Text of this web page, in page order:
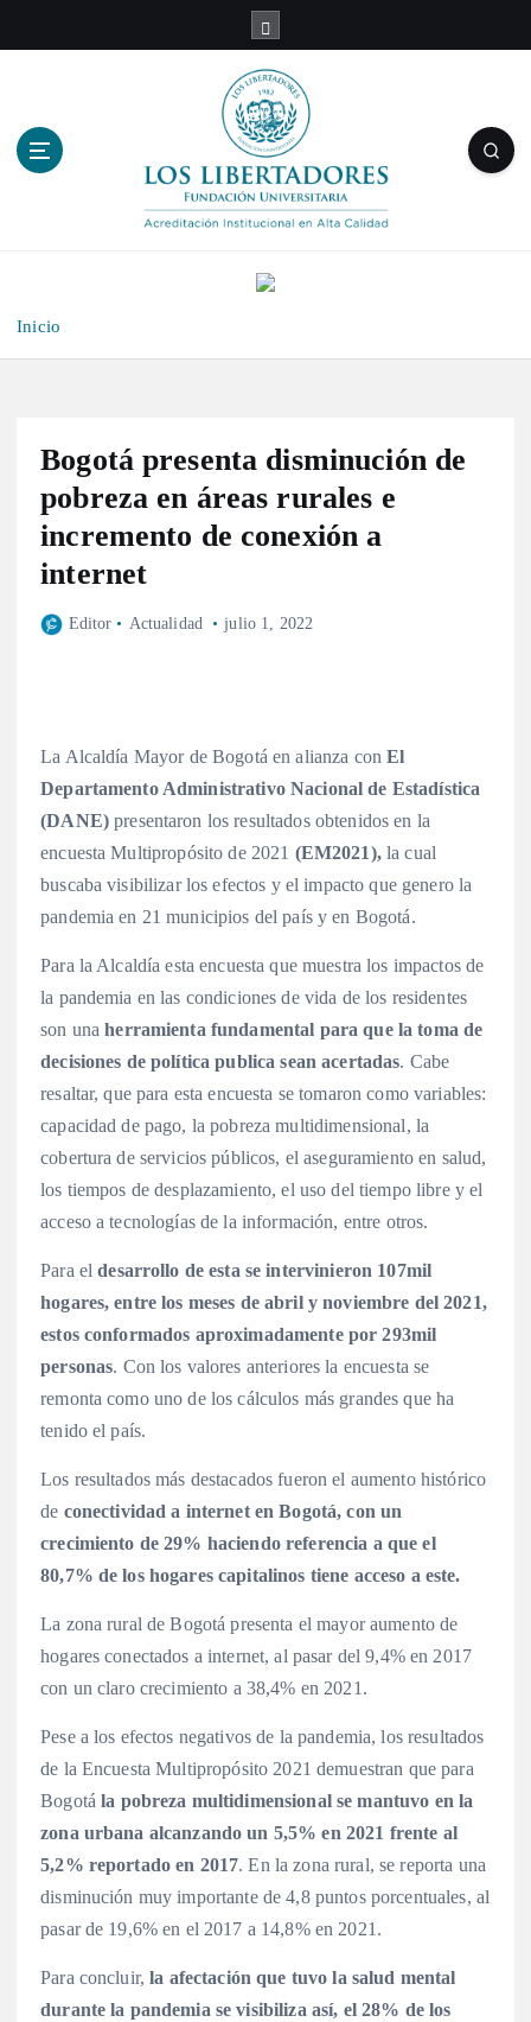
Inicio
Bogotá presenta disminución de
pobreza en áreas rurales e
incremento de conexión a
internet
Editor Actualidad julio 1, 2022
La Alcaldía Mayor de Bogotá en alianza conEl
Departamento Administrativo Nacional de Estadística
(DANE)presentaron los resultados obtenidos en la
encuesta Multipropósito de 2021 (EM2021),la cual
buscaba visibilizar los efectos y el impacto que genero la
pandemia en 21 municipios del país y en Bogotá.
Para la Alcaldía esta encuesta que muestra los impactos de
la pandemia en las condiciones de vida de los residentes
son unaherramienta fundamental para que la toma de
decisiones de política publica sean acertadas. Cabe
resaltar, que para esta encuesta se tomaron como variables:
capacidad de pago, la pobreza multidimensional, la
cobertura de servicios públicos, el aseguramiento en salud,
los tiempos de desplazamiento, el uso del tiempo libre y el
acceso a tecnologías de la información, entre otros.
Para eldesarrollo de esta se intervinieron 107mil
hogares, entre los meses de abril y noviembre del 2021,
estos conformados aproximadamente por 293mil
personas. Con los valores anteriores la encuesta se
remonta como uno de los cálculos más grandes que ha
tenido el país.
Los resultados más destacados fueron el aumento histórico
de conectividad a internet en Bogotá, con un
crecimiento de 29% haciendo referencia a que el
80,7% de los hogares capitalinos tiene acceso a este.
La zona rural de Bogotá presenta el mayor aumento de
hogares conectados a internet, al pasar del 9,4% en 2017
con un claro crecimiento a 38,4% en 2021.
Pese a los efectos negativos de la pandemia, los resultados
de la Encuesta Multipropósito 2021 demuestran que para
Bogotála pobreza multidimensional se mantuvo en la
zona urbana alcanzando un 5,5% en 2021 frente al
5,2% reportado en 2017. En la zona rural, se reporta una
disminución muy importante de 4,8 puntos porcentuales, al
pasar de 19,6% en el 2017 a 14,8% en 2021.
Para concluir,la afectación que tuvo la salud mental
durante la pandemia se visibiliza así, el 28% de los